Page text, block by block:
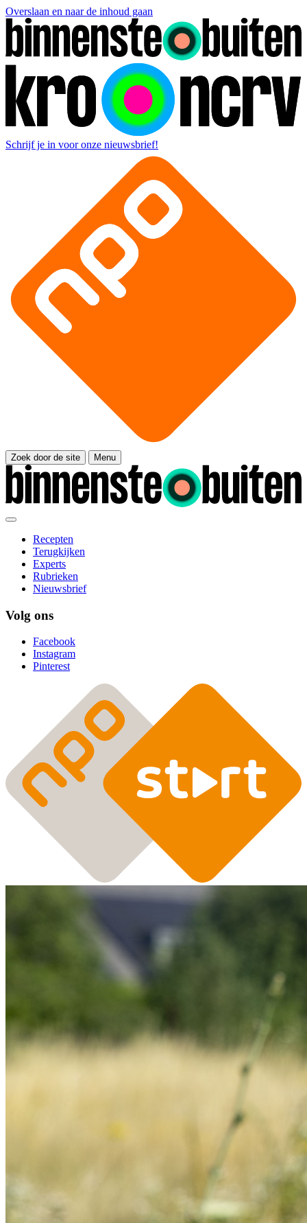
Overslaan en naar de inhoud gaan
Schrijf je in voor onze nieuwsbrief!
Zoek door de site Menu
Recepten
Terugkijken
Experts
Rubrieken
Nieuwsbrief
Volg ons
Facebook
Instagram
Pinterest